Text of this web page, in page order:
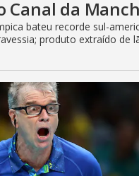
Canal da
bateu recorde sul-
produto extraído de